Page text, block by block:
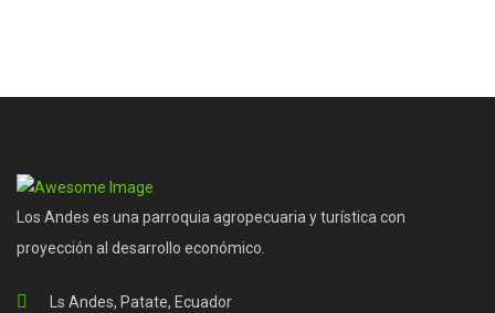
Los Andes es una parroquia agropecuaria y turística con
proyección al desarrollo económico.
Ls Andes, Patate, Ecuador